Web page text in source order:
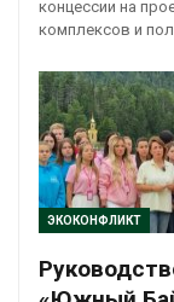
концессии на
комплексов и
ЭКОКОНФЛИКТ